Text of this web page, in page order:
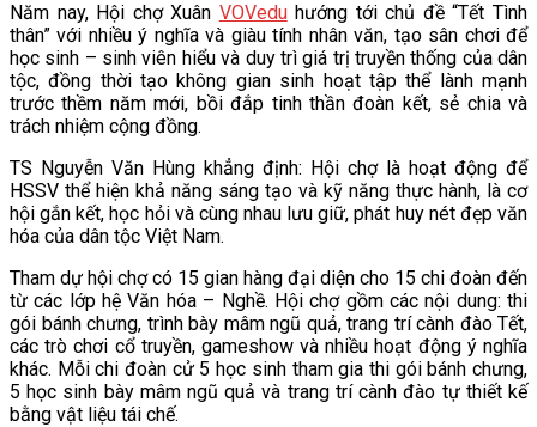
Năm nay, Hội chợ Xuân VOVeduhướng tới chủ đề “Tết Tình
thân” với nhiều ý nghĩa và giàu tính nhân văn, tạo sân chơi để
học sinh – sinh viên hiểu và duy trì giá trị truyền thống của dân
tộc, đồng thời tạo không gian sinh hoạt tập thể lành mạnh
trước thềm năm mới, bồi đắp tinh thần đoàn kết, sẻ chia và
trách nhiệm cộng đồng.
TS Nguyễn Văn Hùng khẳng định: Hội chợ là hoạt động để
HSSV thể hiện khả năng sáng tạo và kỹ năng thực hành, là cơ
hội gắn kết, học hỏi và cùng nhau lưu giữ, phát huy nét đẹp văn
hóa của dân tộc Việt Nam.
Tham dự hội chợ có 15 gian hàng đại diện cho 15 chi đoàn đến
từ các lớp hệ Văn hóa – Nghề. Hội chợ gồm các nội dung: thi
gói bánh chưng, trình bày mâm ngũ quả, trang trí cành đào Tết,
các trò chơi cổ truyền, gameshow và nhiều hoạt động ý nghĩa
khác. Mỗi chi đoàn cử 5 học sinh tham gia thi gói bánh chưng,
5 học sinh bày mâm ngũ quả và trang trí cành đào tự thiết kế
bằng vật liệu tái chế.